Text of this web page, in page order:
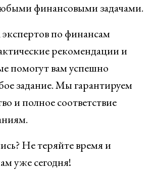
финансовыми задачами.
по финансам
рекомендации и
помогут вам успешно
задание. Мы гарантируем
и полное соответствие
Не теряйте время и
уже сегодня!